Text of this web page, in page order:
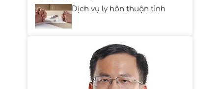
Dịch vụ ly hôn thuận tình